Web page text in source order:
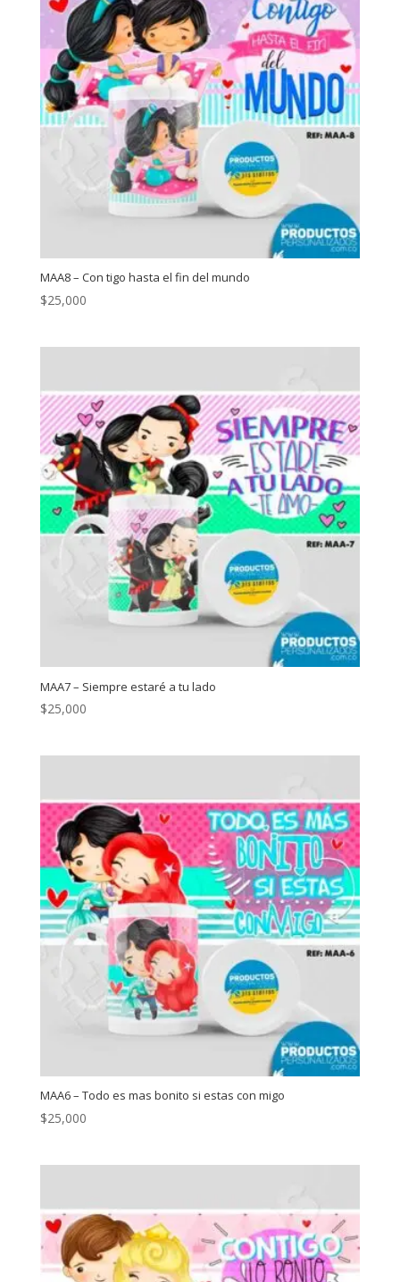
MAA8 – Con tigo hasta el fin del mundo
$25,000
MAA7 – Siempre estaré a tu lado
$25,000
MAA6 – Todo es mas bonito si estas con migo
$25,000